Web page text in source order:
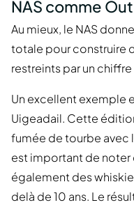
NAS comme
Au mieux, le NAS
totale pour construire
restreints par un
Un excellent exemple
Uigeadail. Cette
fumée de tourbe avec
est important de
également des
delà de 10 ans. Le